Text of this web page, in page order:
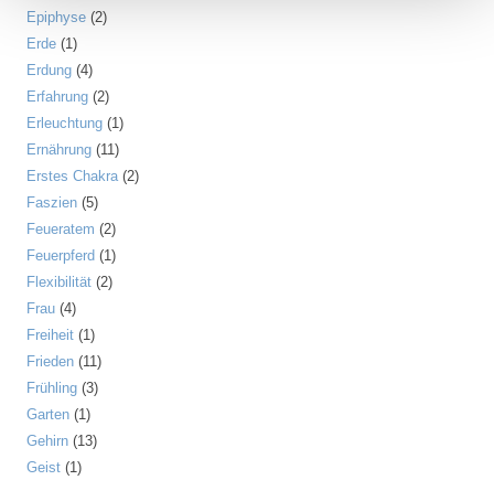
Epiphyse (2)
Erde (1)
Erdung (4)
Erfahrung (2)
Erleuchtung (1)
Ernährung (11)
Erstes Chakra(2)
Faszien (5)
Feueratem (2)
Feuerpferd (1)
Flexibilität (2)
Frau (4)
Freiheit (1)
Frieden (11)
Frühling (3)
Garten (1)
Gehirn (13)
Geist (1)